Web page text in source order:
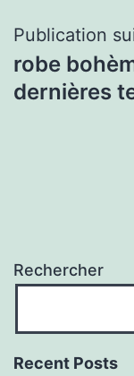
Publication
robe
dernières
Rechercher
Recent Posts